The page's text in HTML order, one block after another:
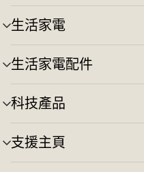
單
切
換
生活家電
選
單
切
換
生活家電配件
選
單
切
換
科技產品
選
單
切
換
支援主頁
選
單